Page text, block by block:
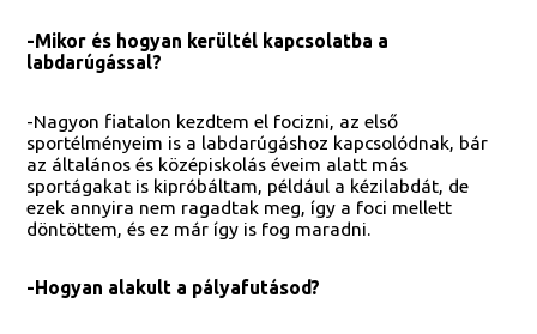
-Mikor és hogyan kerültél kapcsolatba a
labdarúgással?
-Nagyon fiatalon kezdtem el focizni, az első
sportélményeim is a labdarúgáshoz kapcsolódnak, bár
az általános és középiskolás éveim alatt más
sportágakat is kipróbáltam, például a kézilabdát, de
ezek annyira nem ragadtak meg, így a foci mellett
döntöttem, és ez már így is fog maradni.
-Hogyan alakult a pályafutásod?